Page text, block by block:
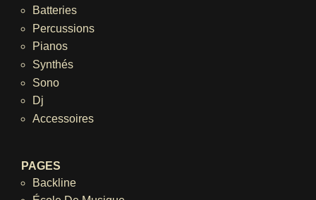
Batteries
Percussions
Pianos
Synthés
Sono
Dj
Accessoires
PAGES
Backline